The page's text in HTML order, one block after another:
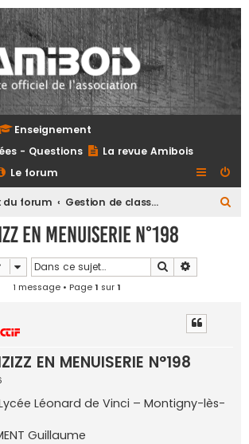
Enseignement
- Questions
La revue Amibois
Le forum
du forum Gestion de classe, élèves, progressions...
EN MENUISERIE N°198
Rechercher
1 message • Page1 sur1
EN MENUISERIE N°198
Léonard de Vinci – Montigny-lès-
Guillaume